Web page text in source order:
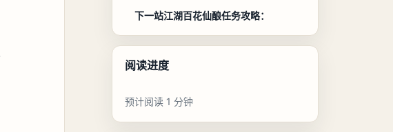
下一站江湖百花仙酿任务攻略：
阅读进度
预计阅读 1 分钟